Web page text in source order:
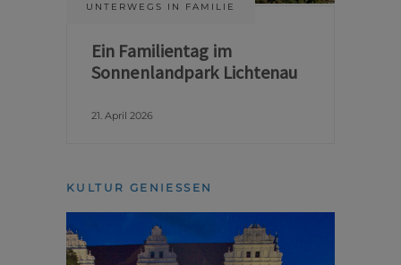
UNTERWEGS IN FAMILIE
Ein Familientag im
Sonnenlandpark Lichtenau
21. April 2026
KULTUR GENIESSEN